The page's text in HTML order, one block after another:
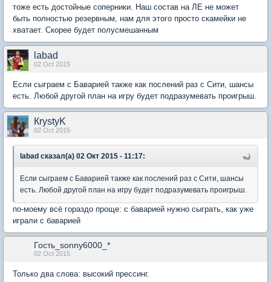
тоже есть достойные соперники. Наш состав на ЛЕ не может
быть полностью резервным, нам для этого просто скамейки не
хватает. Скорее будет полусмешанным
labad
02 Oct 2015
Если сыграем с Баварией также как послений раз с Сити, шансы
есть. Любой другой план на игру будет подразумевать проигрыш.
КrystyK
02 Oct 2015
labad сказал(а) 02 Окт 2015 - 11:17:
Если сыграем с Баварией также как послений раз с Сити, шансы
есть. Любой другой план на игру будет подразумевать проигрыш.
по-моему всё гораздо проще: с баварией нужно сыграть, как уже
играли с баварией
Гость_sonny6000_*
02 Oct 2015
Только два слова: высокий прессинг.